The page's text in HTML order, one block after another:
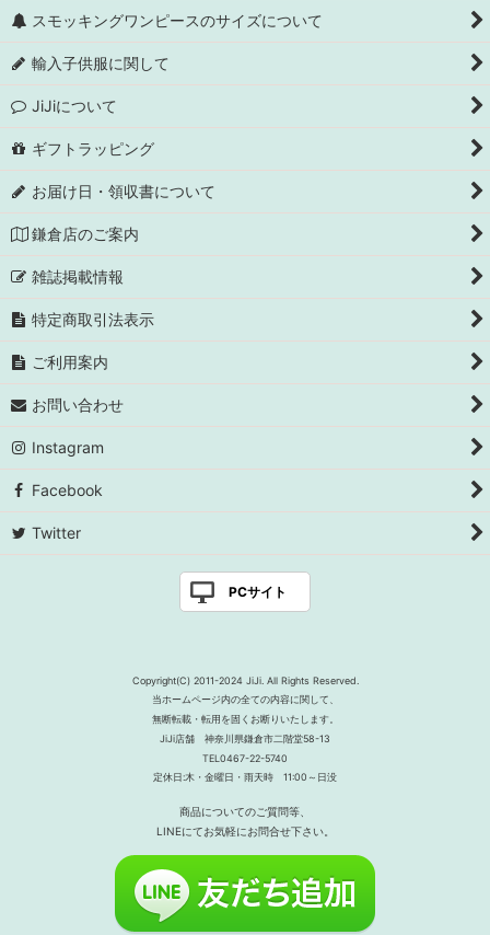
スモッキングワンピースのサイズについて
輸入子供服に関して
JiJiについて
ギフトラッピング
お届け日・領収書について
鎌倉店のご案内
雑誌掲載情報
特定商取引法表示
ご利用案内
お問い合わせ
Instagram
Facebook
Twitter
PCサイト
Copyright(C) 2011-2024 JiJi. All Rights Reserved.
当ホームページ内の全ての内容に関して、
無断転載・転用を固くお断りいたします。
JiJi店舗 神奈川県鎌倉市二階堂58-13
TEL0467-22-5740
定休日:木・金曜日・雨天時 11:00～日没
商品についてのご質問等、
LINEにてお気軽にお問合せ下さい。